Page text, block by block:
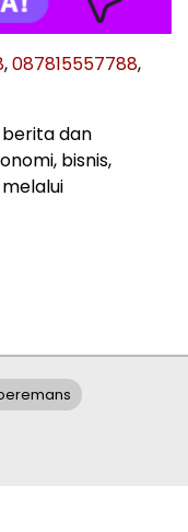
,087815557788,
dan
bisnis,